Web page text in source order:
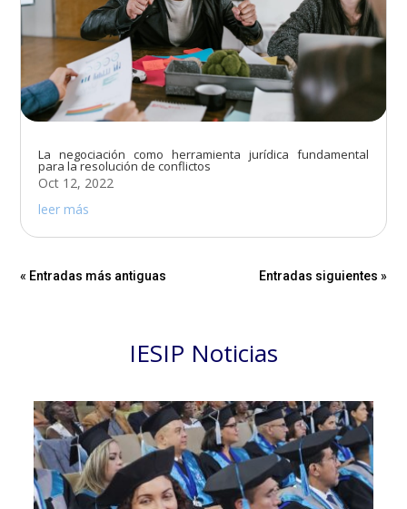
La negociación como herramienta jurídica fundamental
para la resolución de conflictos
Oct 12, 2022
leer más
« Entradas más antiguas Entradas siguientes »
IESIP Noticias